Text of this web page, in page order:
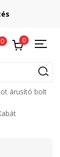
0 0
árusító bolt